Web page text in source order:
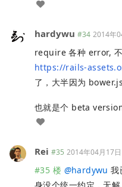
hardywu #34 2014年
require 各种 error, 不
https://rails-
了，大半因为
也就是个 beta version
Rei #35 2014年04月17日
#35 楼 @hardywu 我